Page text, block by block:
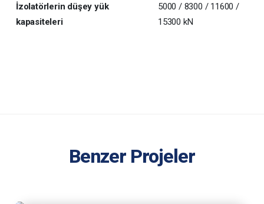
İzolatörlerin düşey yük
kapasiteleri
5000 / 8300 / 11600 /
15300 kN
Benzer Projeler